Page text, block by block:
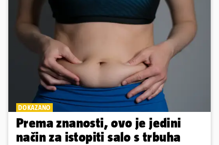
DOKAZANO
Prema znanosti, ovo je jedini
način za istopiti salo s trbuha